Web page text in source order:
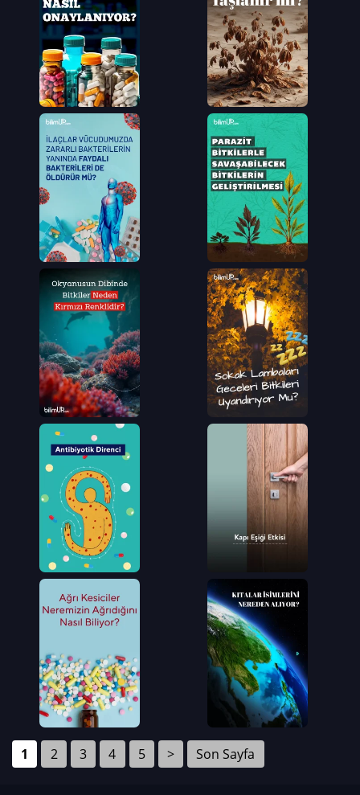
1 2 3 4 5 > Son Sayfa